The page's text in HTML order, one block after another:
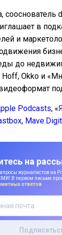
в
и
до
Okko и
Podcasts, «
,
на
журналистов на
В первом письме
ответов